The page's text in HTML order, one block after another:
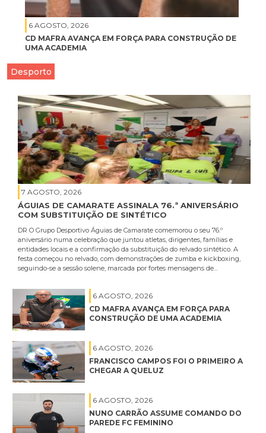
6 AGOSTO, 2026
CD MAFRA AVANÇA EM FORÇA PARA CONSTRUÇÃO DE
UMA ACADEMIA
Desporto
7 AGOSTO, 2026
ÁGUIAS DE CAMARATE ASSINALA 76.ª ANIVERSÁRIO
COM SUBSTITUIÇÃO DE SINTÉTICO
DR O Grupo Desportivo Águias de Camarate comemorou o seu 76.º
aniversário numa celebração que juntou atletas, dirigentes, famílias e
entidades locais e a confirmação da substituição do relvado sintético. A
festa começou no relvado, com demonstrações de zumba e kickboxing,
seguindo-se a sessão solene, marcada por fortes mensagens de…
6 AGOSTO, 2026
CD MAFRA AVANÇA EM FORÇA PARA
CONSTRUÇÃO DE UMA ACADEMIA
6 AGOSTO, 2026
FRANCISCO CAMPOS FOI O PRIMEIRO A
CHEGAR A QUELUZ
6 AGOSTO, 2026
NUNO CARRÃO ASSUME COMANDO DO
PAREDE FC FEMININO